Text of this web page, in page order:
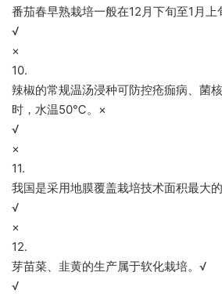
番茄春早熟栽培一般在12月下旬至1月
√
×
10.
辣椒的常规温汤浸种可防控疮痂病、菌
时，水温50℃。×
√
×
11.
我国是采用地膜覆盖栽培技术面积最大
√
×
12.
芽苗菜、韭黄的生产属于软化栽培。√
√